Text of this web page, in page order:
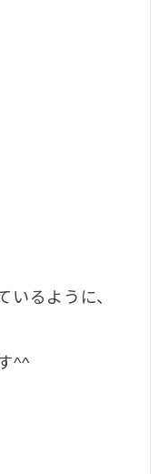
いるように、
^^